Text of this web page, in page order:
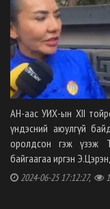
АН-аас УИХ-ын XII
үндэсний аюулгүй
оролдсон гэж үзэж
байгаагаа иргэн
2024-06-25 17:12:27,